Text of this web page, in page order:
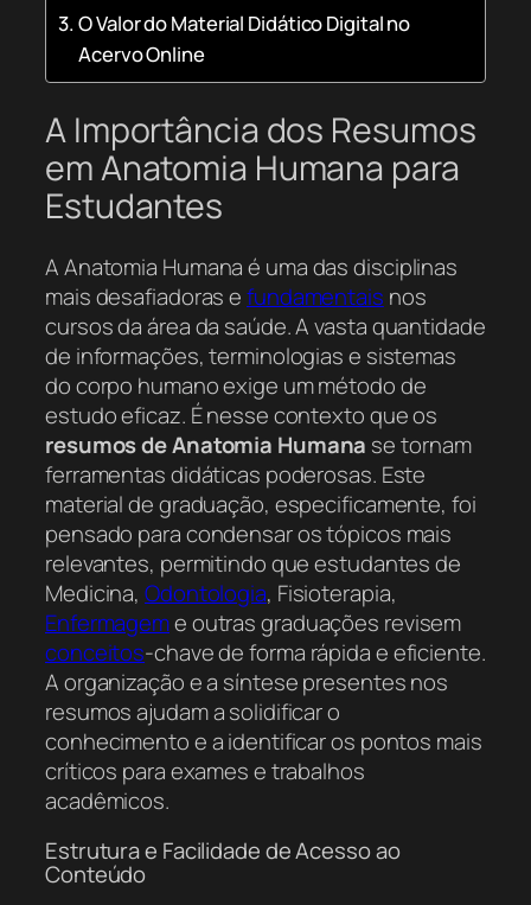
O Valor do Material Didático Digital no
Acervo Online
A Importância dos Resumos
em Anatomia Humana para
Estudantes
A Anatomia Humana é uma das disciplinas
mais desafiadoras efundamentais nos
cursos da área da saúde. A vasta quantidade
de informações, terminologias e sistemas
do corpo humano exige um método de
estudo eficaz. É nesse contexto que os
resumos de Anatomia Humana se tornam
ferramentas didáticas poderosas. Este
material de graduação, especificamente, foi
pensado para condensar os tópicos mais
relevantes, permitindo que estudantes de
Medicina,Odontologia, Fisioterapia,
Enfermageme outras graduações revisem
conceitos-chave de forma rápida e eficiente.
A organização e a síntese presentes nos
resumos ajudam a solidificar o
conhecimento e a identificar os pontos mais
críticos para exames e trabalhos
acadêmicos.
Estrutura e Facilidade de Acesso ao
Conteúdo